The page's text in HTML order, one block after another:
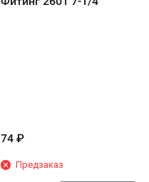
74 ₽
Предзаказ